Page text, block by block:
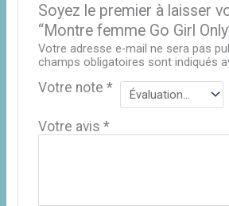
Soyez le premier à laisser
“Montre femme Go Girl
Votre adresse e-mail ne sera pas
champs obligatoires sont indiqués
Votre note *
Votre avis *